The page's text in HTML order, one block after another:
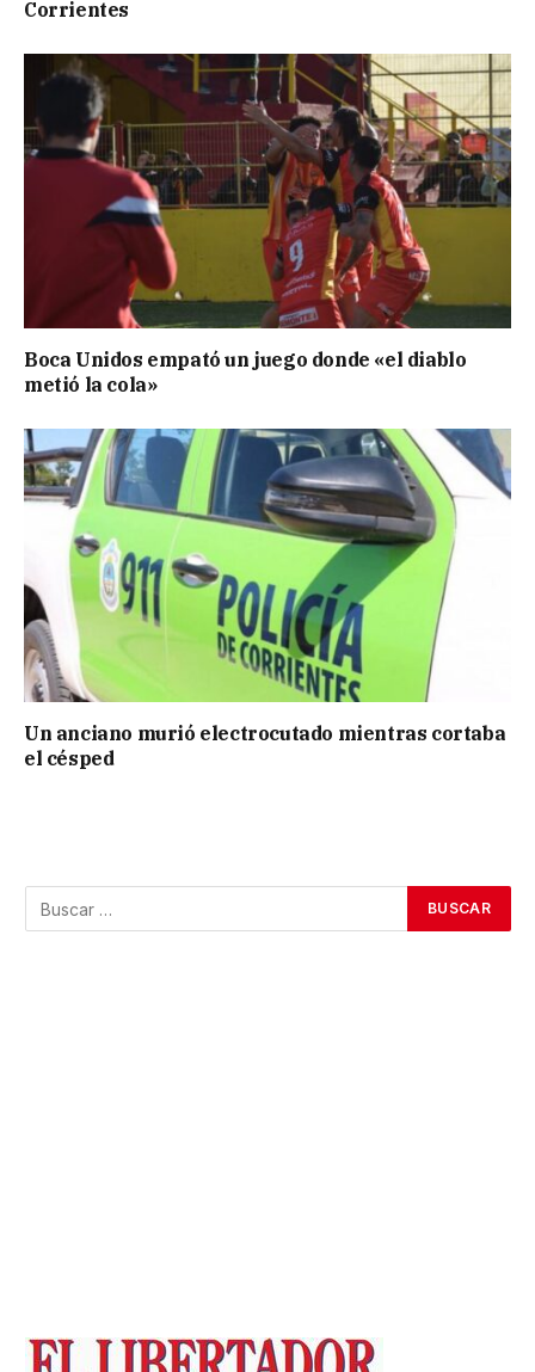
Corrientes
Boca Unidos empató un juego donde «el diablo
metió la cola»
Un anciano murió electrocutado mientras cortaba
el césped